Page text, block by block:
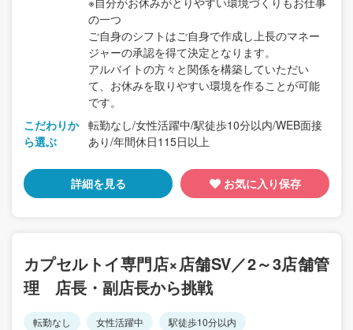
の一つ
ご自身のシフトはご自身で作成し上長のマネー
ジャーの承認を得て決定となります。
アルバイトの方々と関係を構築していただい
て、お休みを取りやすい環境を作ることが可能
です。
こだわりか
ら選ぶ
転勤なし/女性活躍中/駅徒歩10分以内/WEB面接
あり/年間休日115日以上
詳細を見る お気に入り保存
カプセルトイ専門店×店舗SV／2～3店舗管
理 店長・副店長から挑戦
転勤なし 女性活躍中
駅徒歩10分以内